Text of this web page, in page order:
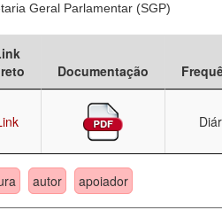
Geral Parlamentar (SGP)
Documentação
autor apoiador